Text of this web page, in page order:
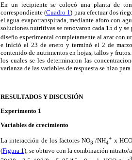
En un recipiente se colocó una planta de
correspondiente (Cuadro 1) para efectuar dos
el agua evapotranspirada, mediante aforo con
soluciones nutritivas se renovaron cada 15 d y
diseño experimental completamente al azar con
e inició el 23 de enero y terminó el 2 de
contenido de nutrimentos en hojas, tallos y
los cuales se les determinaron las
varianza de las variables de respuesta se hizo
RESULTADOS Y DISCUSIÓN
Experimento 1
Variables de crecimiento
La interacción de los factores NO3
-/NH4
+ x
(Figura 1), se obtuvo con la combinación nitrato/
- -3